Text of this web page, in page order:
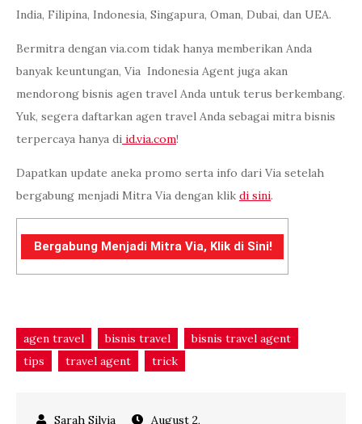
India, Filipina, Indonesia, Singapura, Oman, Dubai, dan UEA.
Bermitra dengan via.com tidak hanya memberikan Anda
banyak keuntungan, Via Indonesia Agent juga akan
mendorong bisnis agen travel Anda untuk terus berkembang.
Yuk, segera daftarkan agen travel Anda sebagai mitra bisnis
terpercaya hanya di id.via.com!
Dapatkan update aneka promo serta info dari Via setelah
bergabung menjadi Mitra Via dengan klik di sini.
Bergabung Menjadi Mitra Via, Klik di Sini!
agen travel bisnis travel
bisnis travel agent
tips
travel agent trick
August 2,